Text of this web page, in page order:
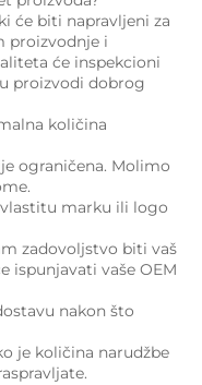
će biti napravljeni za
proizvodnje i
će inspekcioni
proizvodi dobrog
količina
ograničena. Molimo
vlastitu marku ili logo
zadovoljstvo biti vaš
ispunjavati vaše OEM
nakon što
je količina narudžbe